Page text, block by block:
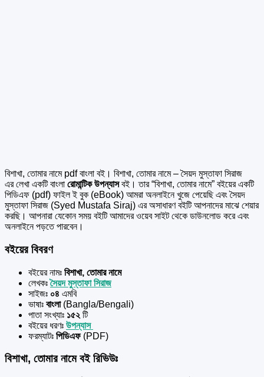
বিশাখা, তোমার নামে pdf বাংলা বই। বিশাখা, তোমার নামে – সৈয়দ মুস্তাফা সিরাজ
এর লেখা একটি বাংলা রোমান্টিক উপন্যাসবই। তার “বিশাখা, তোমার নামে” বইয়ের একটি
পিডিএফ (pdf) ফাইল ই বুক (eBook) আমরা অনলাইনে খুজে পেয়েছি এবং সৈয়দ
মুস্তাফা সিরাজ (Syed Mustafa Siraj) এর অসাধারণ বইটি আপনাদের মাঝে শেয়ার
করছি। আপনারা যেকোন সময় বইটি আমাদের ওয়েব সাইট থেকে ডাউনলোড করে এবং
অনলাইনে পড়তে পারবেন।
বইয়ের বিবরণ
বইয়ের নামঃ বিশাখা, তোমার নামে
লেখকঃসৈয়দ মুস্তাফা সিরাজ
সাইজঃ ০৪ এমবি
ভাষাঃ বাংলা (Bangla/Bengali)
পাতা সংখ্যাঃ ১৫২ টি
বইয়ের ধরণঃ উপন্যাস
ফরম্যাটঃ পিডিএফ (PDF)
বিশাখা, তোমার নামে বই রিভিউঃ